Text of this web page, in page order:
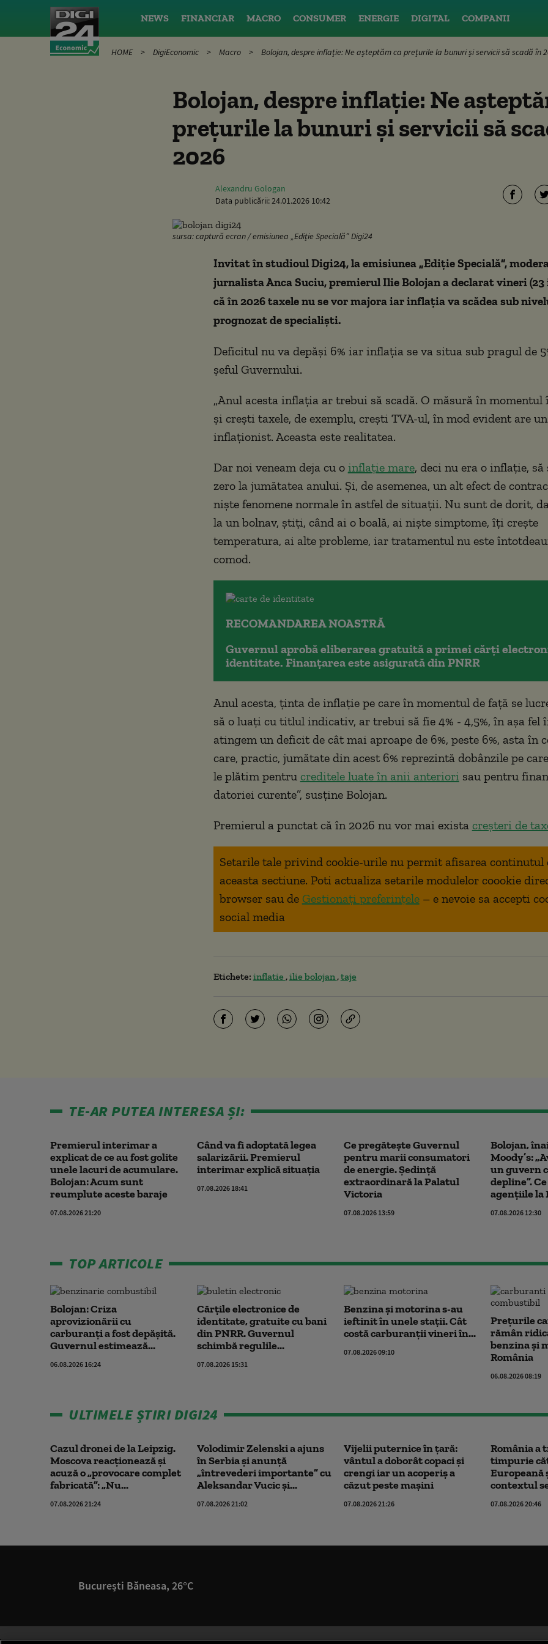
NEWS FINANCIAR MACRO CONSUMER ENERGIE DIGITAL COMPANII
HOME DigiEconomic Macro Bolojan, despre inflație: Ne așteptăm ca prețurile la bunuri și servicii să scadă în
Bolojan, despre inflație: Ne
prețurile la bunuri și servicii să
2026
Alexandru Gologan
Data publicării:24.01.2026 10:42
sursa: captură ecran / emisiunea „Ediție Specială” Digi24
Invitat în studioul Digi24, la emisiunea „Ediție Specială”,
jurnalista Anca Suciu, premierul Ilie Bolojan a declarat vineri (23
că în 2026 taxele nu se vor majora iar inflația va scădea sub
prognozat de specialiști.
Deficitul nu va depăși 6% iar inflația se va situa sub pragul de
șeful Guvernului.
„Anul acesta inflaţia ar trebui să scadă. O măsură în momentul
şi creşti taxele, de exemplu, creşti TVA-ul, în mod evident are
inflaţionist. Aceasta este realitatea.
Dar noi veneam deja cu o inflaţie mare, deci nu era o inflaţie, să
zero la jumătatea anului. Şi, de asemenea, un alt efect de
nişte fenomene normale în astfel de situaţii. Nu sunt de dorit,
la un bolnav, ştiţi, când ai o boală, ai nişte simptome, îţi creşte
temperatura, ai alte probleme, iar tratamentul nu este
comod.
RECOMANDAREA NOASTRĂ
Guvernul aprobă eliberarea gratuită a primei cărţi
identitate. Finanțarea este asigurată din PNRR
Anul acesta, ţinta de inflaţie pe care în momentul de faţă se
să o luaţi cu titlul indicativ, ar trebui să fie 4% - 4,5%, în aşa fel
atingem un deficit de cât mai aproape de 6%, peste 6%, asta în
care, practic, jumătate din acest 6% reprezintă dobânzile pe
le plătim pentru creditele luate în anii anteriori sau pentru
datoriei curente”, susține Bolojan.
Premierul a punctat că în 2026 nu vor mai exista creșteri de
Setarile tale privind cookie-urile nu permit afisarea continutul
aceasta sectiune. Poti actualiza setarile modulelor coookie
browser sau de Gestionați preferințele – e nevoie sa accepti
social media
Etichete: inflatie ilie bolojan taje
TE-AR PUTEA INTERESA ȘI:
Premierul interimar a
explicat de ce au fost golite
unele lacuri de acumulare.
Bolojan: Acum sunt
reumplute aceste baraje
07.08.2026 21:20
Când va fi adoptată legea
salarizării. Premierul
interimar explică situația
07.08.2026 18:41
Ce pregătește Guvernul
pentru marii consumatori
de energie. Ședință
extraordinară la Palatul
Victoria
07.08.2026 13:59
Bolojan,
Moody’s:
un guvern
depline”.
agențiile la
07.08.2026 12:30
TOP ARTICOLE
Bolojan: Criza
aprovizionării cu
carburanți a fost depășită.
Guvernul estimează...
06.08.2026 16:24
Cărțile electronice de
identitate, gratuite cu bani
din PNRR. Guvernul
schimbă regulile...
07.08.2026 15:31
Benzina și motorina s-au
ieftinit în unele stații. Cât
costă carburanții vineri în...
07.08.2026 09:10
Prețurile
rămân
benzina și
România
06.08.2026 08:19
ULTIMELE ȘTIRI DIGI24
Cazul dronei de la Leipzig.
Moscova reacționează și
acuză o „provocare complet
fabricată”: „Nu...
07.08.2026 21:24
Volodimir Zelenski a ajuns
în Serbia și anunță
„întrevederi importante” cu
Aleksandar Vucic și...
07.08.2026 21:02
Vijelii puternice în țară:
vântul a doborât copaci și
crengi iar un acoperiș a
căzut peste mașini
07.08.2026 21:26
România a
timpurie
Europeană
contextul
07.08.2026 20:46
București Băneasa, 26°C